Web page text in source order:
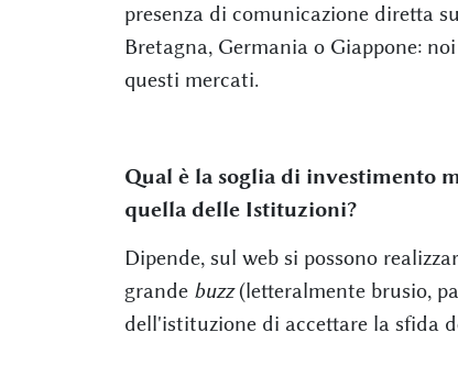
presenza di comunicazione diretta
Bretagna, Germania o Giappone:
questi mercati.
Qual è la soglia di investimento
quella delle Istituzioni?
Dipende, sul web si possono
grande buzz(letteralmente brusio,
dell'istituzione di accettare la sfida